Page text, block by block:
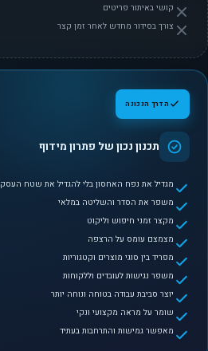
קושי באיתור פריטים
צורך בסידור מחדש לאחר זמן קצר
הדרך הנכונה
תכנון נכון של פתרון מידוף
מגדיל את נפח האחסון בלי להגדיל את שטח העסק
משפר את הסדר והשליטה במלאי
מקצר זמני חיפוש וליקוט
מצמצם עומס על הרצפה
מפריד בין סוגי מוצרים וקטגוריות
משפר נגישות לעובדים וללקוחות
יוצר סביבת עבודה בטוחה ונוחה יותר
שומר על מראה מקצועי ונקי
מאפשר גמישות והתרחבות בעתיד